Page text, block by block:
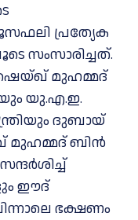
പ്രത്യേക
സംസാരിച്ചത്.
ഷെയ്ഖ് മുഹമ്മദ്
യു.എ.ഇ.
ദുബായ്
മുഹമ്മദ് ബിൻ
ഈദ്
ഭക്ഷണം